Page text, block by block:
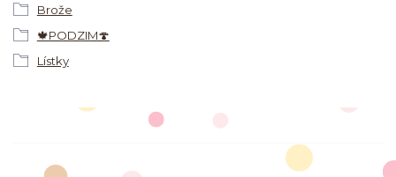
Brože
🍁PODZIM🍄
Lístky